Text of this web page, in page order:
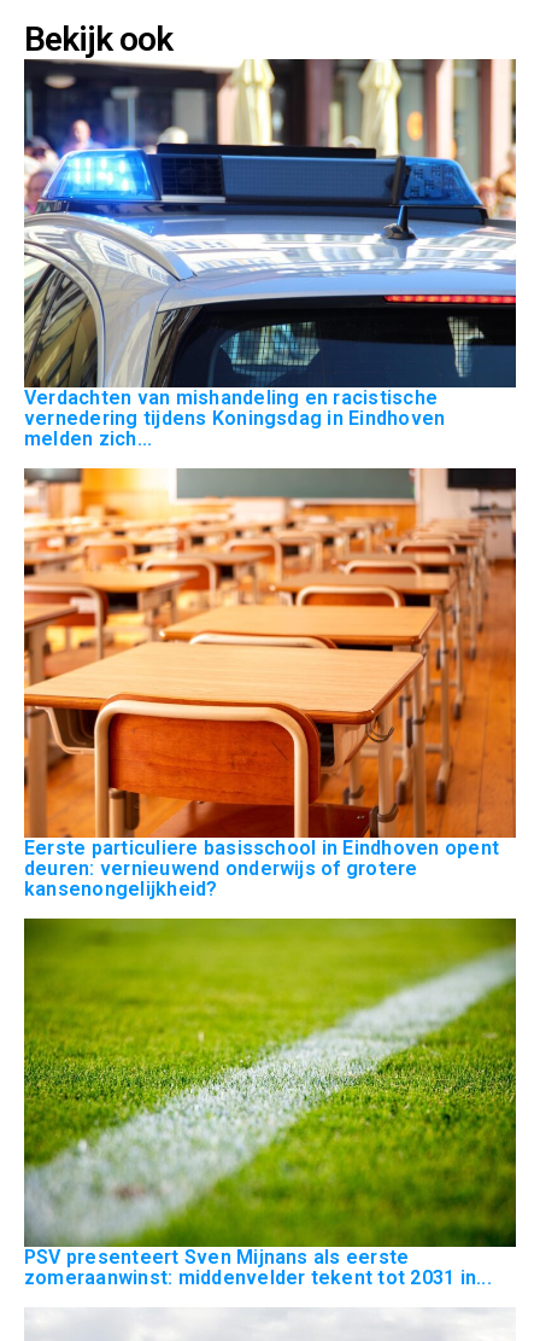
Bekijk ook
Verdachten van mishandeling en racistische
vernedering tijdens Koningsdag in Eindhoven
melden zich...
Eerste particuliere basisschool in Eindhoven opent
deuren: vernieuwend onderwijs of grotere
kansenongelijkheid?
PSV presenteert Sven Mijnans als eerste
zomeraanwinst: middenvelder tekent tot 2031 in...